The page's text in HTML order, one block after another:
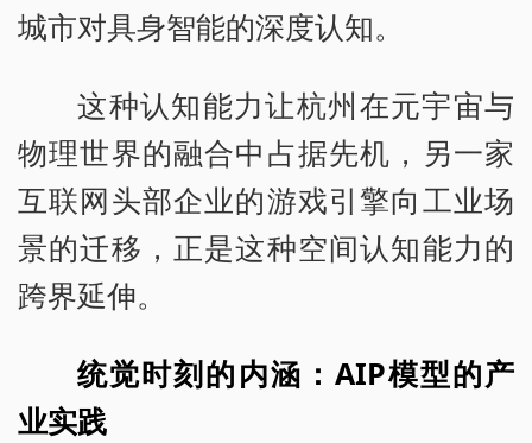
城市对具身智能的深度认知。
这种认知能力让杭州在元宇宙与
物理世界的融合中占据先机，另一家
互联网头部企业的游戏引擎向工业场
景的迁移，正是这种空间认知能力的
跨界延伸。
统觉时刻的内涵：AIP模型的产
业实践